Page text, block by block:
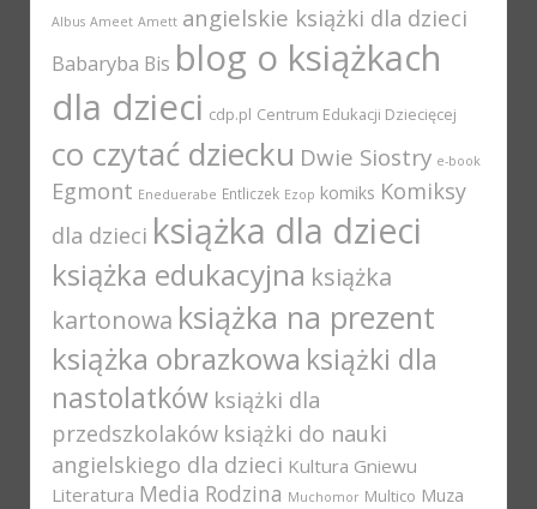
Albus Ameet Amett angielskie książki dla dzieci
Babaryba Bis blog o książkach
dla dzieci cdp.pl Centrum Edukacji Dziecięcej
co czytać dziecku Dwie Siostry e-book
Egmont Eneduerabe Entliczek Ezop komiks Komiksy
dla dzieci książka dla dzieci
książka edukacyjna książka
kartonowa książka na prezent
książka obrazkowa książki dla
nastolatków książki dla
przedszkolaków książki do nauki
angielskiego dla dzieci Kultura Gniewu
Literatura Media Rodzina Muchomor Multico Muza